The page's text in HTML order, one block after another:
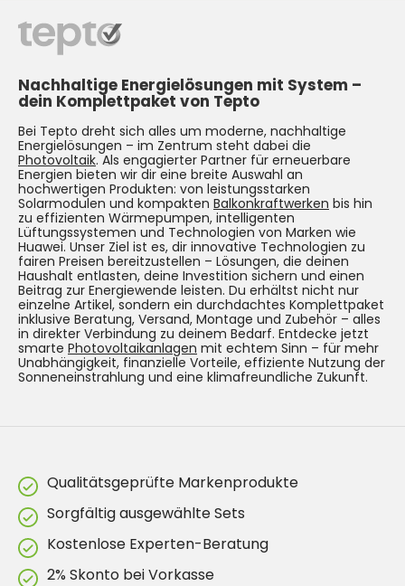
Nachhaltige Energielösungen mit System –
dein Komplettpaket von Tepto
Bei Tepto dreht sich alles um moderne, nachhaltige
Energielösungen – im Zentrum steht dabei die
Photovoltaik. Als engagierter Partner für erneuerbare
Energien bieten wir dir eine breite Auswahl an
hochwertigen Produkten: von leistungsstarken
Solarmodulen und kompakten Balkonkraftwerken bis hin
zu effizienten Wärmepumpen, intelligenten
Lüftungssystemen und Technologien von Marken wie
Huawei. Unser Ziel ist es, dir innovative Technologien zu
fairen Preisen bereitzustellen – Lösungen, die deinen
Haushalt entlasten, deine Investition sichern und einen
Beitrag zur Energiewende leisten. Du erhältst nicht nur
einzelne Artikel, sondern ein durchdachtes Komplettpaket
inklusive Beratung, Versand, Montage und Zubehör – alles
in direkter Verbindung zu deinem Bedarf. Entdecke jetzt
smarte Photovoltaikanlagen mit echtem Sinn – für mehr
Unabhängigkeit, finanzielle Vorteile, effiziente Nutzung der
Sonneneinstrahlung und eine klimafreundliche Zukunft.
Qualitätsgeprüfte Markenprodukte
Sorgfältig ausgewählte Sets
Kostenlose Experten-Beratung
2% Skonto bei Vorkasse